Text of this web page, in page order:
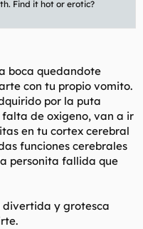
Find it hot or erotic?
boca quedandote
con tu propio vomito.
por la puta
de oxigeno, van a ir
en tu cortex cerebral
funciones cerebrales
personita fallida que
divertida y grotesca